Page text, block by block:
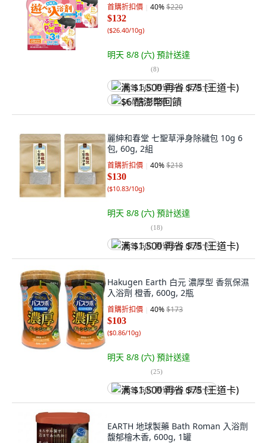
首購折扣價 40%$220
$132
($26.40/10g)
明天 8/8 (六) 預計送達
(8)
满 $1,500 再省 $75 (王道卡)
$6 酷澎幣回饋
麗紳和春堂 七聖草淨身除穢包 10g 6
包, 60g, 2組
首購折扣價 40%$218
$130
($10.83/10g)
明天 8/8 (六) 預計送達
(18)
满 $1,500 再省 $75 (王道卡)
Hakugen Earth 白元 濃厚型 香氛保濕
入浴劑 橙香, 600g, 2瓶
首購折扣價 40%$173
$103
($0.86/10g)
明天 8/8 (六) 預計送達
(25)
满 $1,500 再省 $75 (王道卡)
EARTH 地球製藥 Bath Roman 入浴劑
馥郁檜木香, 600g, 1罐